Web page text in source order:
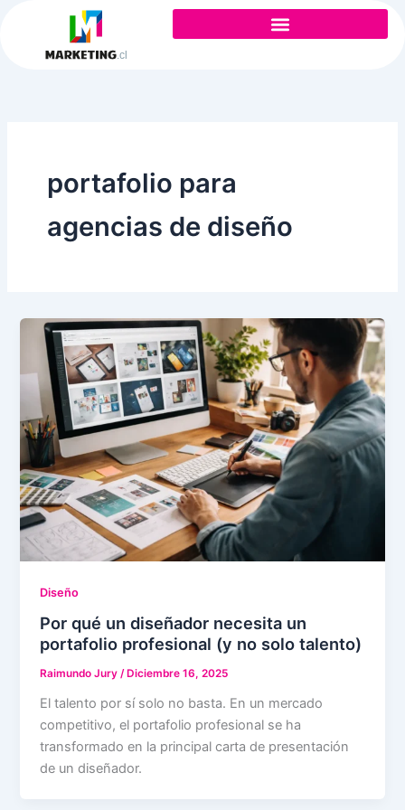
contenido
portafolio para
agencias de diseño
Diseño
Por qué un diseñador necesita un
portafolio profesional (y no solo talento)
Raimundo Jury/ Diciembre 16, 2025
El talento por sí solo no basta. En un mercado
competitivo, el portafolio profesional se ha
transformado en la principal carta de presentación
de un diseñador.